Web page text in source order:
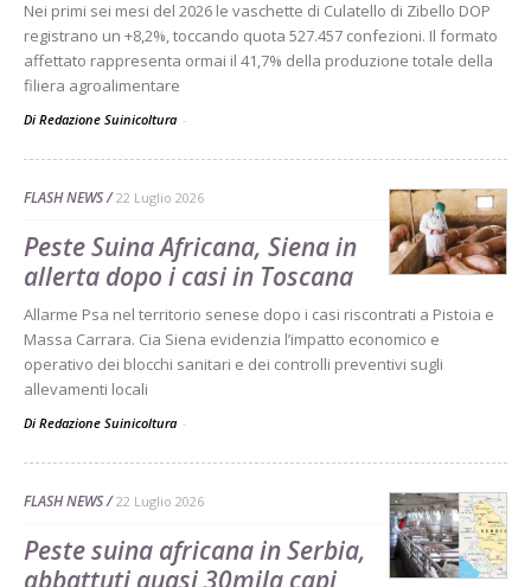
Nei primi sei mesi del 2026 le vaschette di Culatello di Zibello DOP
registrano un +8,2%, toccando quota 527.457 confezioni. Il formato
affettato rappresenta ormai il 41,7% della produzione totale della
filiera agroalimentare
Di Redazione Suinicoltura -
FLASH NEWS 22 Luglio 2026
Peste Suina Africana, Siena in
allerta dopo i casi in Toscana
Allarme Psa nel territorio senese dopo i casi riscontrati a Pistoia e
Massa Carrara. Cia Siena evidenzia l’impatto economico e
operativo dei blocchi sanitari e dei controlli preventivi sugli
allevamenti locali
Di Redazione Suinicoltura -
FLASH NEWS 22 Luglio 2026
Peste suina africana in Serbia,
abbattuti quasi 30mila capi